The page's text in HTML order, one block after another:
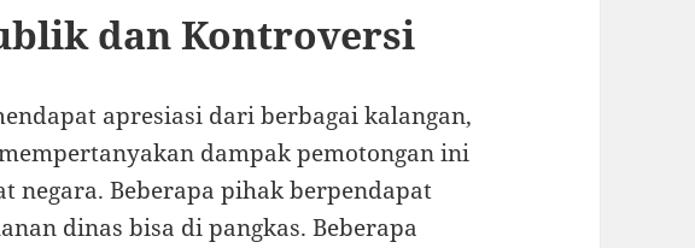
dan Kontroversi
apresiasi dari berbagai kalangan,
dampak pemotongan ini
negara. Beberapa pihak berpendapat
dinas bisa di pangkas. Beberapa